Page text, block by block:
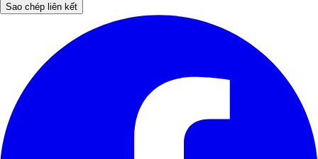
Sao chép liên kết